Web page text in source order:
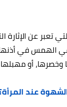
تعبر عن
في الهمس في
وخصرها، أو
عند